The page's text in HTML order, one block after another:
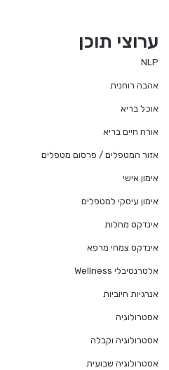
ערוצי תוכן
NLP
אהבה רוחנית
אוכל בריא
אורח חיים בריא
אזור המטפלים / פרסום מטפלים
אימון אישי
אימון עיסקי למטפלים
אינדקס מחלות
אינדקס צמחי מרפא
אלטרנטיבלי Wellness
אנרגיות חיוביות
אסטרולוגיה
אסטרולוגיה וקבלה
אסטרולוגיה שבועית